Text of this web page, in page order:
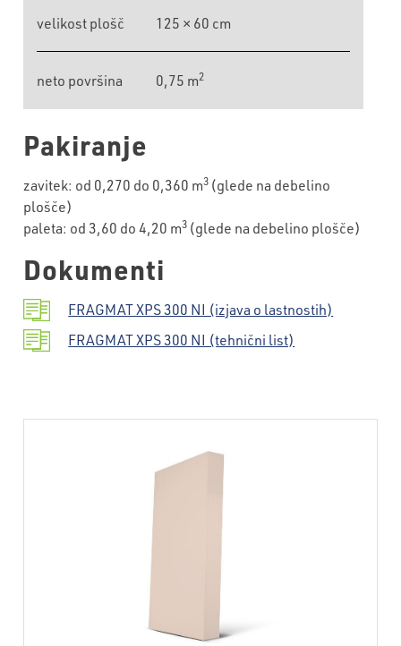
velikost plošč 125 × 60 cm
neto površina 0,75 m2
Pakiranje
zavitek: od 0,270 do 0,360 m3 (glede na debelino
plošče)
paleta: od 3,60 do 4,20 m3 (glede na debelino plošče)
Dokumenti
FRAGMAT XPS 300 NI (izjava o lastnostih)
FRAGMAT XPS 300 NI (tehnični list)